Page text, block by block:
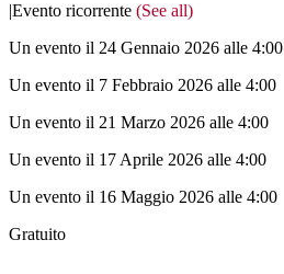
|Evento ricorrente (See all)
Un evento il 24 Gennaio 2026 alle 4:00
Un evento il 7 Febbraio 2026 alle 4:00
Un evento il 21 Marzo 2026 alle 4:00
Un evento il 17 Aprile 2026 alle 4:00
Un evento il 16 Maggio 2026 alle 4:00
Gratuito